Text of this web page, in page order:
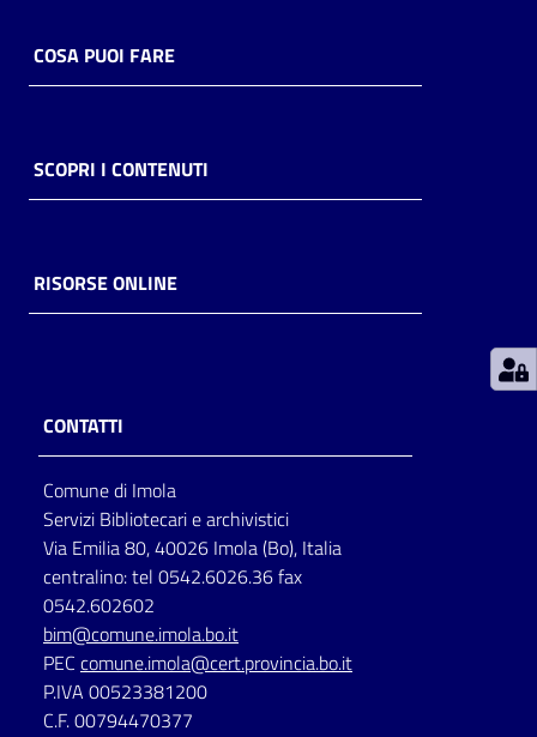
Piani
Decentrate
Seguici
su
COSA PUOI FARE
SCOPRI I CONTENUTI
RISORSE ONLINE
CONTATTI
Comune di Imola
Servizi Bibliotecari e archivistici
Via Emilia 80, 40026 Imola (Bo), Italia
centralino: tel 0542.6026.36 fax
0542.602602
bim@comune.imola.bo.it
PEC comune.imola@cert.provincia.bo.it
P.IVA 00523381200
C.F. 00794470377